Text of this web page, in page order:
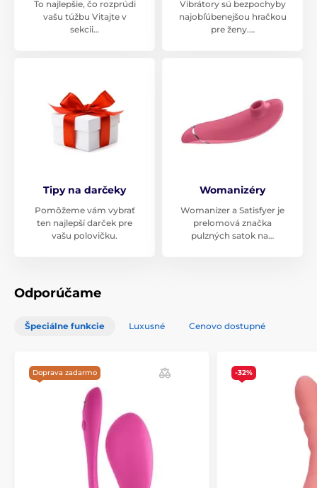
To najlepšie, čo rozprúdi
vašu túžbu Vitajte v
sekcii…
Vibrátory sú bezpochyby
najobľúbenejšou hračkou
pre ženy.…
Tipy na darčeky
Pomôžeme vám vybrať
ten najlepší darček pre
vašu polovičku.
Womanizéry
Womanizer a Satisfyer je
prelomová značka
pulzných satok na…
Odporúčame
Špeciálne funkcie Luxusné Cenovo dostupné
Doprava zadarmo -32%